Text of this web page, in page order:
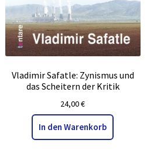
Vladimir Safatle: Zynismus und
das Scheitern der Kritik
24,00€
In den Warenkorb